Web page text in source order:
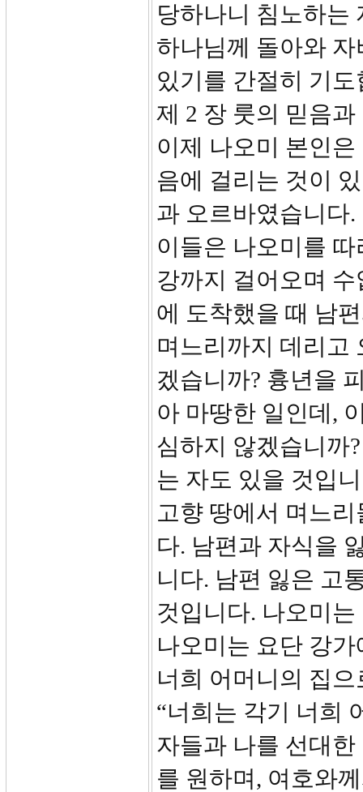
당하나니 침노하는
하나님께 돌아와
있기를 간절히 기도
제 2 장 룻의 믿음과
이제 나오미 본인
음에 걸리는 것이
과 오르바였습니다
이들은 나오미를
강까지 걸어오며
에 도착했을 때 남
며느리까지 데리고
겠습니까? 흉년을
아 마땅한 일인데,
심하지 않겠습니까
는 자도 있을 것입
고향 땅에서 며느
다. 남편과 자식을
니다. 남편 잃은 고
것입니다. 나오미
나오미는 요단 강
너희 어머니의 집
“너희는 각기 너희
자들과 나를 선대
를 원하며, 여호와